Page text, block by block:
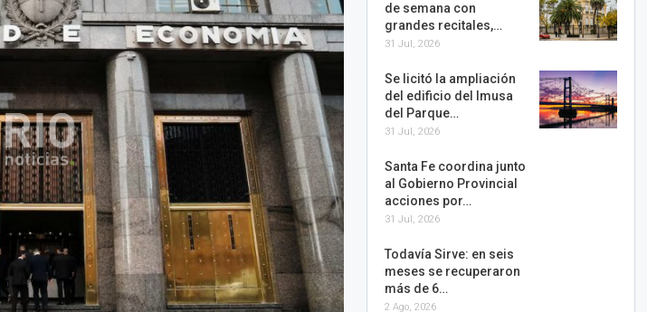
de semana con
grandes recitales,…
31 Jul, 2026
Se licitó la ampliación
del edificio del Imusa
del Parque…
31 Jul, 2026
Santa Fe coordina junto
al Gobierno Provincial
acciones por…
31 Jul, 2026
Todavía Sirve: en seis
meses se recuperaron
más de 6…
2 Ago, 2026